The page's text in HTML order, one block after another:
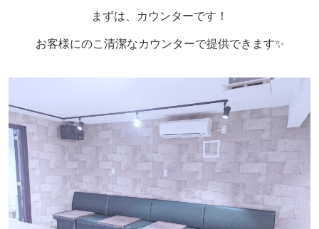
まずは、カウンターです！
お客様にのこ清潔なカウンターで提供できます✨